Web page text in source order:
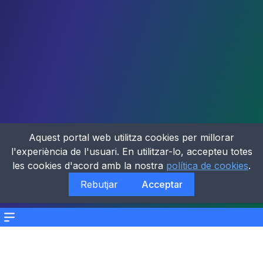
Menu
Aquest portal web utilitza cookies per millorar
l'experiència de l'usuari. En utilitzar-lo, accepteu totes
les cookies d'acord amb la nostra política de cookies.
Rebutjar
Acceptar